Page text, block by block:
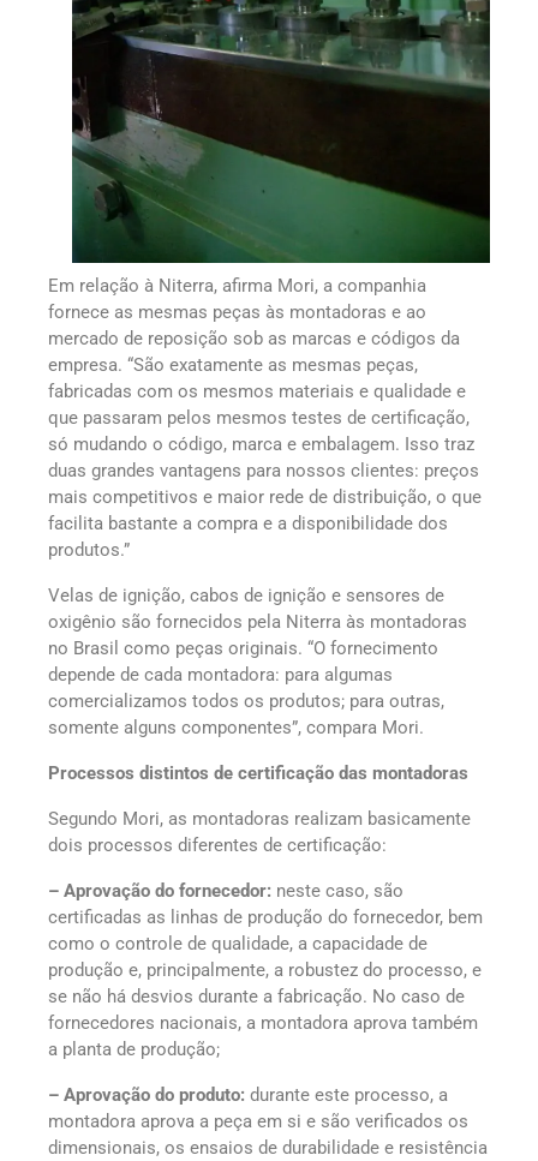
Em relação à Niterra, afirma Mori, a companhia
fornece as mesmas peças às montadoras e ao
mercado de reposição sob as marcas e códigos da
empresa. “São exatamente as mesmas peças,
fabricadas com os mesmos materiais e qualidade e
que passaram pelos mesmos testes de certificação,
só mudando o código, marca e embalagem. Isso traz
duas grandes vantagens para nossos clientes: preços
mais competitivos e maior rede de distribuição, o que
facilita bastante a compra e a disponibilidade dos
produtos.”
Velas de ignição, cabos de ignição e sensores de
oxigênio são fornecidos pela Niterra às montadoras
no Brasil como peças originais. “O fornecimento
depende de cada montadora: para algumas
comercializamos todos os produtos; para outras,
somente alguns componentes”, compara Mori.
Processos distintos de certificação das montadoras
Segundo Mori, as montadoras realizam basicamente
dois processos diferentes de certificação:
– Aprovação do fornecedor: neste caso, são
certificadas as linhas de produção do fornecedor, bem
como o controle de qualidade, a capacidade de
produção e, principalmente, a robustez do processo, e
se não há desvios durante a fabricação. No caso de
fornecedores nacionais, a montadora aprova também
a planta de produção;
– Aprovação do produto: durante este processo, a
montadora aprova a peça em si e são verificados os
dimensionais, os ensaios de durabilidade e resistência